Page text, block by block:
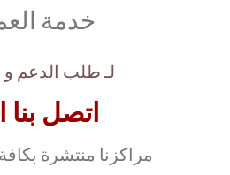
خدمة
لـ طلب الدعم و
اتصل بنا
مراكزنا منتشرة